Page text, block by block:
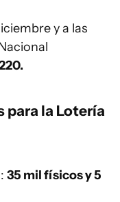
y a las
para la Lotería
35 mil físicos y 5